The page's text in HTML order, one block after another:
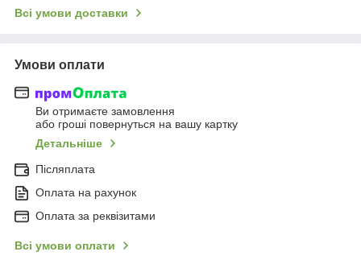
Всі умови доставки
Умови оплати
Ви отримаєте замовлення
або гроші повернуться на вашу картку
Детальніше
Післяплата
Оплата на рахунок
Оплата за реквізитами
Всі умови оплати